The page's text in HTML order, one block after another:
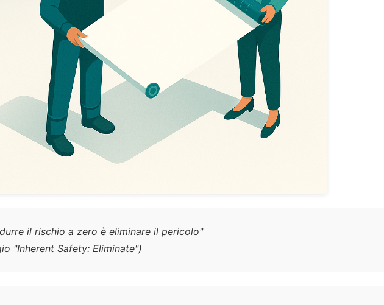
il rischio a zero è eliminare il pericolo"
"Inherent Safety: Eliminate")